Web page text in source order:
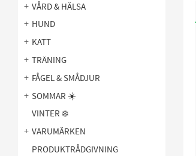
VÅRD & HÄLSA
HUND
KATT
TRÄNING
FÅGEL & SMÅDJUR
SOMMAR ☀️
VINTER ❄️
VARUMÄRKEN
PRODUKTRÅDGIVNING